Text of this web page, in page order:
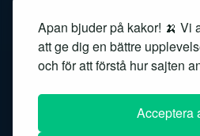
Apan bjuder på kakor! 🍌 Vi
att ge dig en bättre
och för att förstå hur sajten
Acceptera
Search ranking
Semantic search
Similarity search